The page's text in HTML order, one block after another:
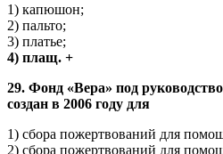
1) капюшон;
2) пальто;
3) платье;
4) плащ. +
29. Фонд «Вера» под
создан в 2006 году для
1) сбора пожертвований для
2) сбора пожертвований для